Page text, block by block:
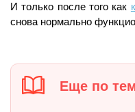
И только после того как
снова нормально
Еще по